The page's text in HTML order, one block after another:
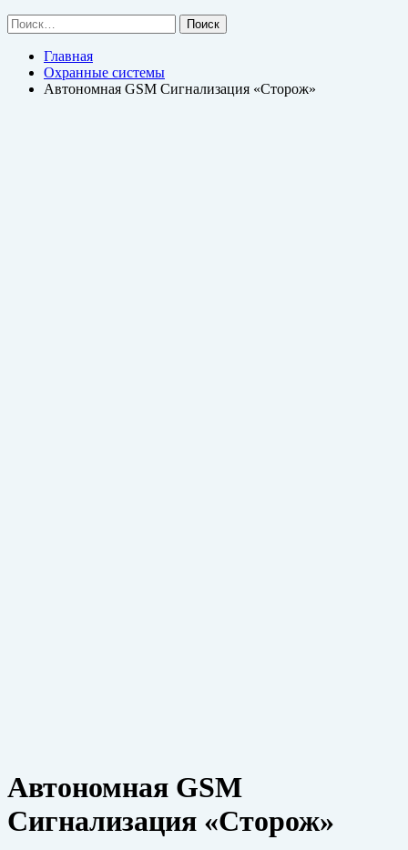
Найти:
Главная
Охранные системы
Автономная GSM Сигнализация «Сторож»
Автономная GSM
Сигнализация «Сторож»